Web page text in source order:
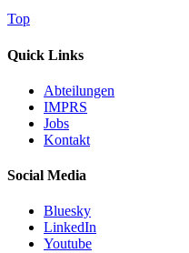
Top
Quick Links
Abteilungen
IMPRS
Jobs
Kontakt
Social Media
Bluesky
LinkedIn
Youtube